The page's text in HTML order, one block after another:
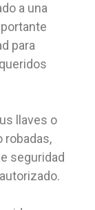
a una
para
llaves o
robadas,
seguridad